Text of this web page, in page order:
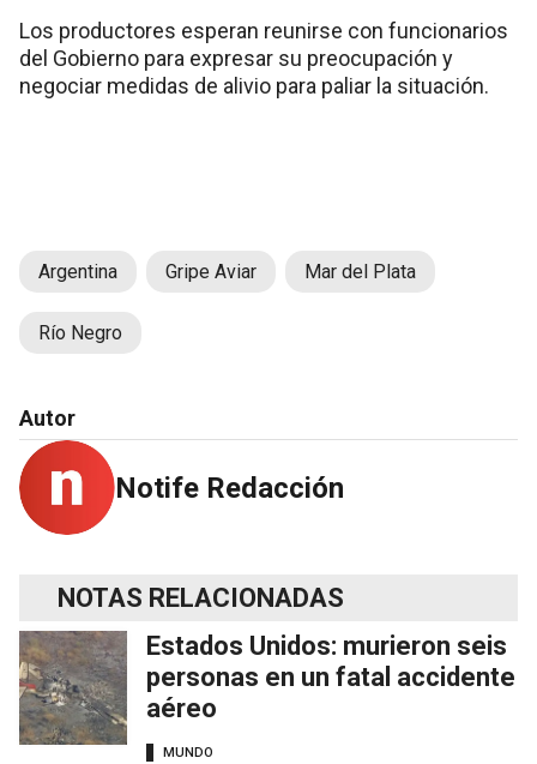
Los productores esperan reunirse con funcionarios
del Gobierno para expresar su preocupación y
negociar medidas de alivio para paliar la situación.
Argentina Gripe Aviar Mar del Plata
Río Negro
Autor
Notife Redacción
NOTAS RELACIONADAS
Estados Unidos: murieron seis
personas en un fatal accidente
aéreo
MUNDO